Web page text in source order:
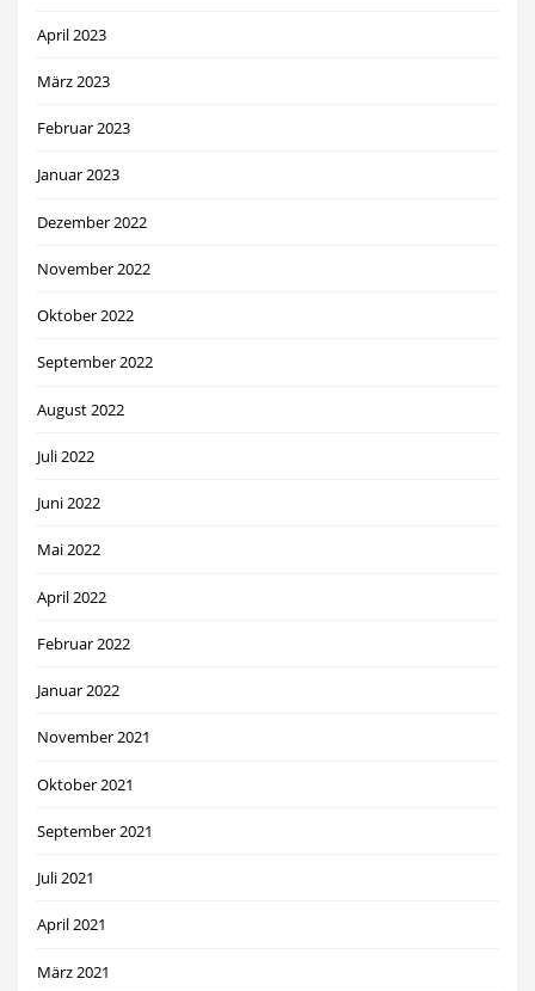
April 2023
März 2023
Februar 2023
Januar 2023
Dezember 2022
November 2022
Oktober 2022
September 2022
August 2022
Juli 2022
Juni 2022
Mai 2022
April 2022
Februar 2022
Januar 2022
November 2021
Oktober 2021
September 2021
Juli 2021
April 2021
März 2021